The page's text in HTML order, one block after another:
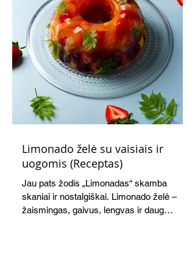
Limonado želė su vaisiais ir
uogomis (Receptas)
Jau pats žodis „Limonadas“ skamba
skaniai ir nostalgiškai. Limonado želė –
žaismingas, gaivus, lengvas ir daug